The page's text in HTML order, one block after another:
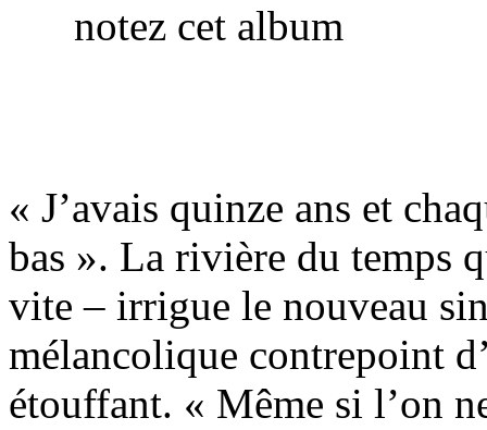
notez cet album
« J’avais quinze ans et
bas ». La rivière du temps
vite – irrigue le nouveau
mélancolique contrepoint
étouffant. « Même si l’on